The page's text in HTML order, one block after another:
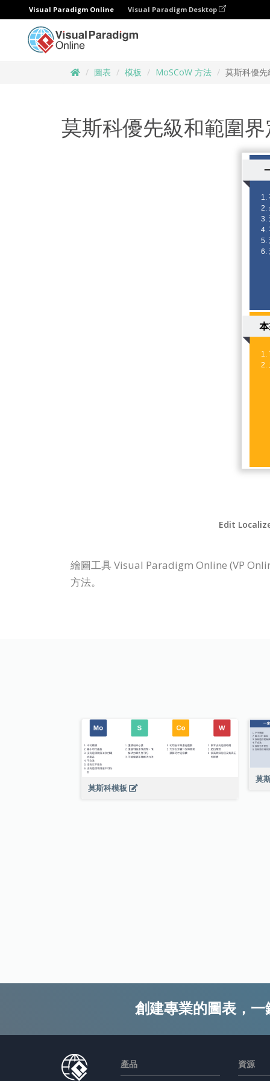
Visual Paradigm Online Visual Paradigm Desktop
圖表 模板 MoSCoW 方法 莫斯科優
莫斯科優先級和範圍
Edit
繪圖工具 Visual Paradigm Online (VP
方法。
莫斯科模板
莫
創建專業的圖表，一
產品 資源